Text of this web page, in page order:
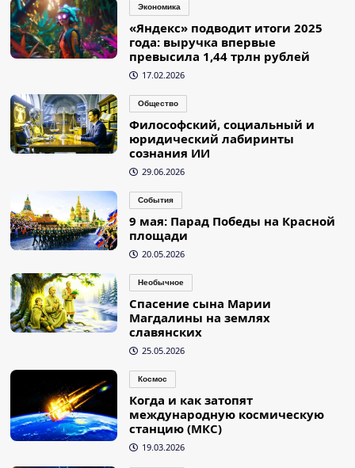
Экономика
«Яндекс» подводит итоги 2025
года: выручка впервые
превысила 1,44 трлн рублей
17.02.2026
Общество
Философский, социальный и
юридический лабиринты
сознания ИИ
29.06.2026
События
9 мая: Парад Победы на Красной
площади
20.05.2026
Необычное
Спасение сына Марии
Магдалины на землях
славянских
25.05.2026
Космос
Когда и как затопят
международную космическую
станцию (МКС)
19.03.2026